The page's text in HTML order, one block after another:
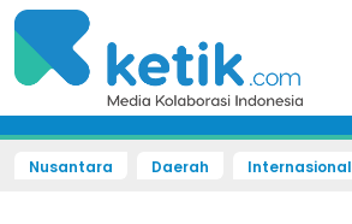
Nusantara Daerah Internasional